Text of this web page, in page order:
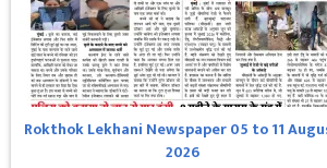
Rokthok Lekhani Newspaper 05 to 11
2026